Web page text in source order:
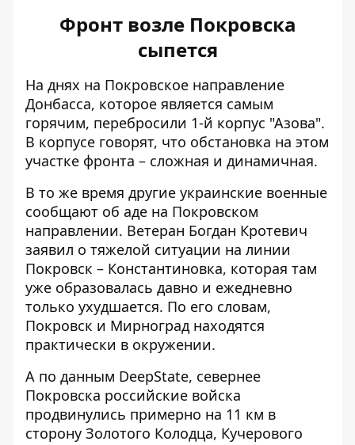
Фронт возле Покровска
сыпется
На днях на Покровское направление
Донбасса, которое является самым
горячим, перебросили 1-й корпус "Азова".
В корпусе говорят, что обстановка на этом
участке фронта – сложная и динамичная.
В то же время другие украинские военные
сообщают об аде на Покровском
направлении. Ветеран Богдан Кротевич
заявил о тяжелой ситуации на линии
Покровск – Константиновка, которая там
уже образовалась давно и ежедневно
только ухудшается. По его словам,
Покровск и Мирноград находятся
практически в окружении.
А по данным DeepState, севернее
Покровска российские войска
продвинулись примерно на 11 км в
сторону Золотого Колодца, Кучерового